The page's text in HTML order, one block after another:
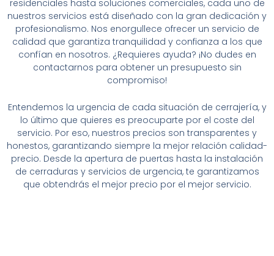
residenciales hasta soluciones comerciales, cada uno de
nuestros servicios está diseñado con la gran dedicación y
profesionalismo. Nos enorgullece ofrecer un servicio de
calidad que garantiza tranquilidad y confianza a los que
confían en nosotros. ¿Requieres ayuda? ¡No dudes en
contactarnos para obtener un presupuesto sin
compromiso!
Entendemos la urgencia de cada situación de cerrajería, y
lo último que quieres es preocuparte por el coste del
servicio. Por eso, nuestros precios son transparentes y
honestos, garantizando siempre la mejor relación calidad-
precio. Desde la apertura de puertas hasta la instalación
de cerraduras y servicios de urgencia, te garantizamos
que obtendrás el mejor precio por el mejor servicio.